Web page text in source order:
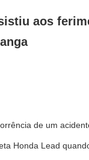
aos
de um
Honda Lead